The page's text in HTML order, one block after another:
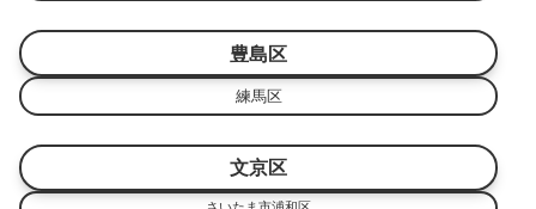
豊島区
練馬区
文京区